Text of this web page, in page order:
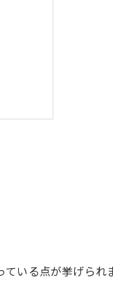
いる点が挙げら